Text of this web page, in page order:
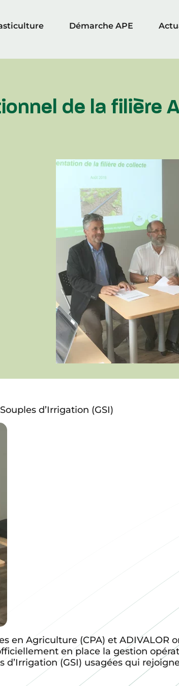
Démarche APE
de la filière
d’Irrigation (GSI)
en Agriculture (CPA) et ADIVALOR
en place la gestion
d’Irrigation (GSI) usagées qui